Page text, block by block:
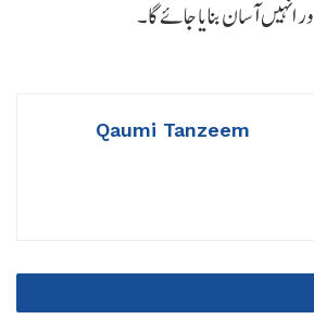
انہیں آسان بنایا جائے گا۔
Qaumi Tanzeem